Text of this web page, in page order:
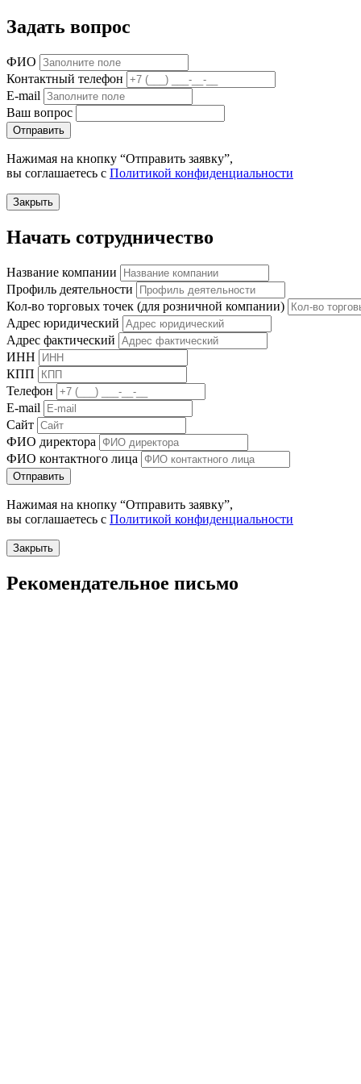
Задать вопрос
ФИО
Контактный телефон
E-mail
Ваш вопрос
Отправить
Нажимая на кнопку “Отправить заявку”,
вы соглашаетесь с Политикой конфиденциальности
Закрыть
Начать сотрудничество
Название компании
Профиль деятельности
Кол-во торговых точек (для розничной компании)
Адрес юридический
Адрес фактический
ИНН
КПП
Телефон
E-mail
Сайт
ФИО директора
ФИО контактного лица
Отправить
Нажимая на кнопку “Отправить заявку”,
вы соглашаетесь с Политикой конфиденциальности
Закрыть
Рекомендательное письмо